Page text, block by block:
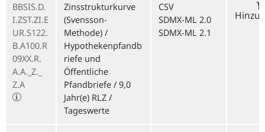
BBSIS.D.
I.ZST.ZI.E
UR.S122.
B.A100.R
09XX.R.
A.A._Z._
Z.A
Zinsstrukturkurve
(Svensson-
Methode) /
Hypothekenpfandb
riefe und
Öffentliche
Pfandbriefe / 9,0
Jahr(e) RLZ /
Tageswerte
CSV
SDMX-ML 2.0
SDMX-ML 2.1